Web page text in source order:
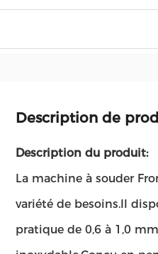
Description de
Description du produit:
La machine à souder
variété de besoins.Il
pratique de 0,6 à 1,0